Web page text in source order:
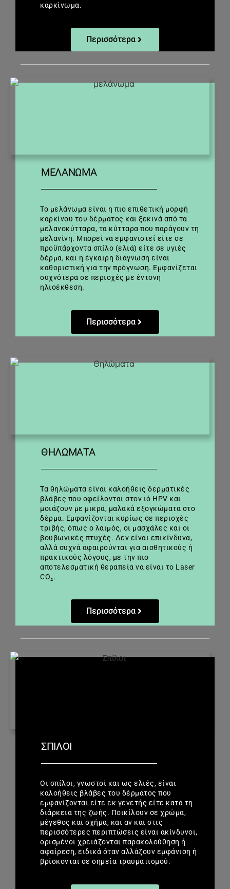
καρκίνωμα.
Περισσότερα
ΜΕΛΆΝΩΜΑ
Το μελάνωμα είναι η πιο επιθετική μορφή
καρκίνου του δέρματος και ξεκινά από τα
μελανοκύτταρα, τα κύτταρα που παράγουν τη
μελανίνη. Μπορεί να εμφανιστεί είτε σε
προϋπάρχοντα σπίλο (ελιά) είτε σε υγιές
δέρμα, και η έγκαιρη διάγνωση είναι
καθοριστική για την πρόγνωση. Εμφανίζεται
συχνότερα σε περιοχές με έντονη
ηλιοέκθεση.
Περισσότερα
ΘΗΛΏΜΑΤΑ
Τα θηλώματα είναι καλοήθεις δερματικές
βλάβες που οφείλονται στον ιό HPV και
μοιάζουν με μικρά, μαλακά εξογκώματα στο
δέρμα. Εμφανίζονται κυρίως σε περιοχές
τριβής, όπως ο λαιμός, οι μασχάλες και οι
βουβωνικές πτυχές. Δεν είναι επικίνδυνα,
αλλά συχνά αφαιρούνται για αισθητικούς ή
πρακτικούς λόγους, με την πιο
αποτελεσματική θεραπεία να είναι το Laser
CO₂.
Περισσότερα
ΣΠΊΛΟΙ
Οι σπίλοι, γνωστοί και ως ελιές, είναι
καλοήθεις βλάβες του δέρματος που
εμφανίζονται είτε εκ γενετής είτε κατά τη
διάρκεια της ζωής. Ποικίλουν σε χρώμα,
μέγεθος και σχήμα, και αν και στις
περισσότερες περιπτώσεις είναι ακίνδυνοι,
ορισμένοι χρειάζονται παρακολούθηση ή
αφαίρεση, ειδικά όταν αλλάζουν εμφάνιση ή
βρίσκονται σε σημεία τραυματισμού.